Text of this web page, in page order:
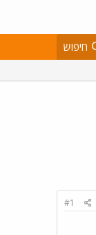
חיפוש
#1